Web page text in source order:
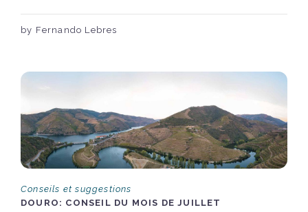
by Fernando Lebres
Conseils et suggestions
DOURO: CONSEIL DU MOIS DE JUILLET